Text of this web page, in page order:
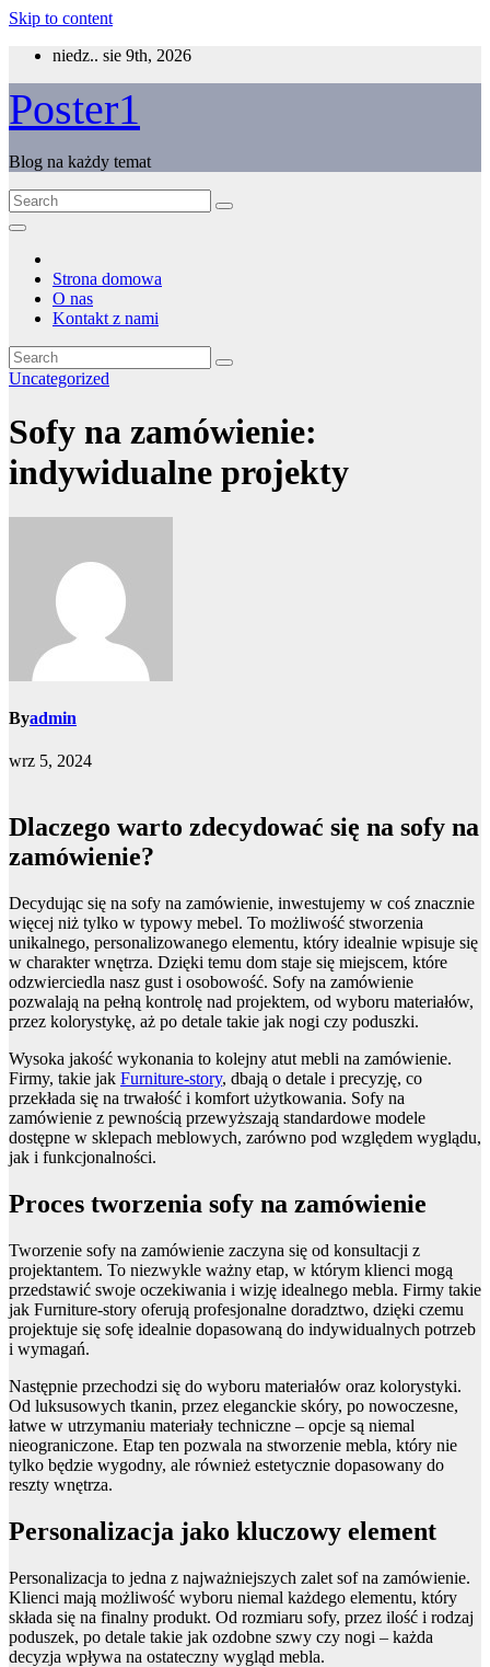
Skip to content
niedz.. sie 9th, 2026
Poster1
Blog na każdy temat
Strona domowa
O nas
Kontakt z nami
Uncategorized
Sofy na zamówienie:
indywidualne projekty
Byadmin
wrz 5, 2024
Dlaczego warto zdecydować się na sofy na
zamówienie?
Decydując się na sofy na zamówienie, inwestujemy w coś znacznie
więcej niż tylko w typowy mebel. To możliwość stworzenia
unikalnego, personalizowanego elementu, który idealnie wpisuje się
w charakter wnętrza. Dzięki temu dom staje się miejscem, które
odzwierciedla nasz gust i osobowość. Sofy na zamówienie
pozwalają na pełną kontrolę nad projektem, od wyboru materiałów,
przez kolorystykę, aż po detale takie jak nogi czy poduszki.
Wysoka jakość wykonania to kolejny atut mebli na zamówienie.
Firmy, takie jak Furniture-story, dbają o detale i precyzję, co
przekłada się na trwałość i komfort użytkowania. Sofy na
zamówienie z pewnością przewyższają standardowe modele
dostępne w sklepach meblowych, zarówno pod względem wyglądu,
jak i funkcjonalności.
Proces tworzenia sofy na zamówienie
Tworzenie sofy na zamówienie zaczyna się od konsultacji z
projektantem. To niezwykle ważny etap, w którym klienci mogą
przedstawić swoje oczekiwania i wizję idealnego mebla. Firmy takie
jak Furniture-story oferują profesjonalne doradztwo, dzięki czemu
projektuje się sofę idealnie dopasowaną do indywidualnych potrzeb
i wymagań.
Następnie przechodzi się do wyboru materiałów oraz kolorystyki.
Od luksusowych tkanin, przez eleganckie skóry, po nowoczesne,
łatwe w utrzymaniu materiały techniczne – opcje są niemal
nieograniczone. Etap ten pozwala na stworzenie mebla, który nie
tylko będzie wygodny, ale również estetycznie dopasowany do
reszty wnętrza.
Personalizacja jako kluczowy element
Personalizacja to jedna z najważniejszych zalet sof na zamówienie.
Klienci mają możliwość wyboru niemal każdego elementu, który
składa się na finalny produkt. Od rozmiaru sofy, przez ilość i rodzaj
poduszek, po detale takie jak ozdobne szwy czy nogi – każda
decyzja wpływa na ostateczny wygląd mebla.